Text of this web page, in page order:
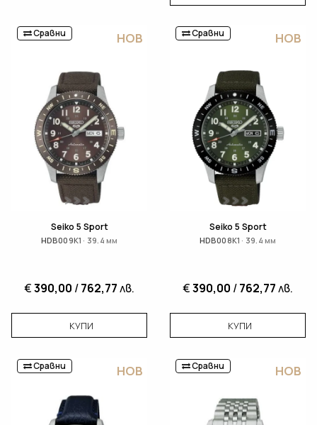
Сравни НОВ
Seiko 5 Sport
HDB009K1 · 39.4 мм
€390,00 /762,77лв.
КУПИ
Сравни НОВ
Seiko 5 Sport
HDB008K1 · 39.4 мм
€390,00 /762,77лв.
КУПИ
Сравни НОВ Сравни НОВ